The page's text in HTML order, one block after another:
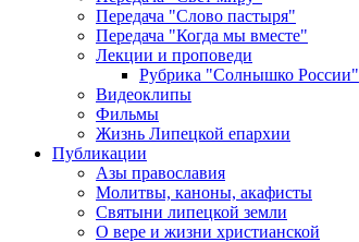
Передача "Слово пастыря"
Передача "Когда мы вместе"
Лекции и проповеди
Рубрика "Солнышко России"
Видеоклипы
Фильмы
Жизнь Липецкой епархии
Публикации
Азы православия
Молитвы, каноны, акафисты
Святыни липецкой земли
О вере и жизни христианской